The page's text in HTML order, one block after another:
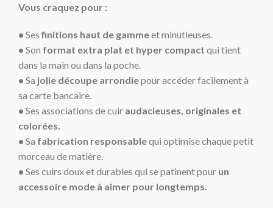
Vous craquez pour :
•Sesfinitions haut de gammeet minutieuses.
• Son format extra plat et hyper compact qui tient
dans la main ou dans la poche.
• Sa jolie découpe arrondiepour accéder facilement à
sa carte bancaire.
• Ses associations de cuir audacieuses, originales et
colorées.
• Sa fabrication responsablequi optimise chaque petit
morceau de matière.
• Ses cuirs doux et durables qui se patinent pour un
accessoire mode à aimer pour longtemps.